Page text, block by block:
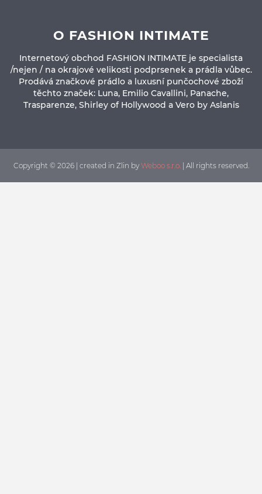
O FASHION INTIMATE
Internetový obchod FASHION INTIMATE je specialista
/nejen / na okrajové velikosti podprsenek a prádla vůbec.
Prodává značkové prádlo a luxusní punčochové zboží
těchto značek: Luna, Emilio Cavallini, Panache,
Trasparenze, Shirley of Hollywood a Vero by Aslanis
Copyright © 2026 | created in Zlin by Weboo s.r.o.| All rights reserved.